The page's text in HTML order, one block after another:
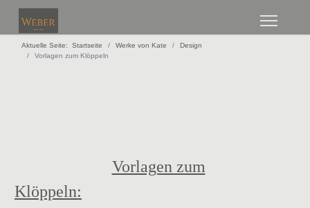
Aktuelle Seite: Startseite Werke von Kate
Design
Vorlagen zum Klöppeln
Vorlagen zum
Klöppeln: